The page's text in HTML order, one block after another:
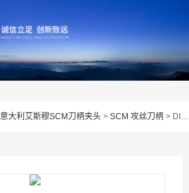
意大利艾斯穆SCM刀柄夹头 > SCM 攻丝刀柄 > DIN 2080快换钻攻刀柄